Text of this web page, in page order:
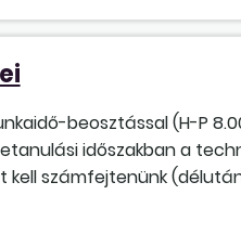
beosztással (H-P
időszakban a
számfejtenünk